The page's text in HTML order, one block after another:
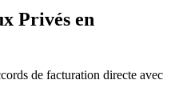
Privés en
de facturation directe avec